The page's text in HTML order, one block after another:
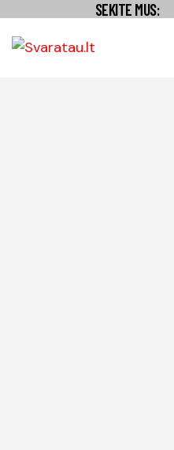
SEKITE MUS: